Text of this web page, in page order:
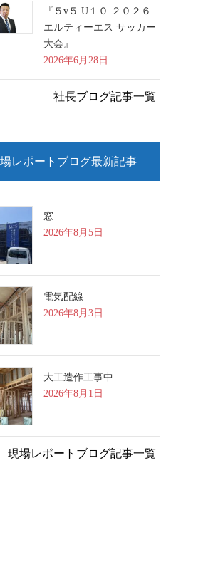
『５v５ U１０ ２０２６
エルティーエス サッカー
大会』
2026年6月28日
社長ブログ記事一覧
レポートブログ最新記事
窓
2026年8月5日
電気配線
2026年8月3日
大工造作工事中
2026年8月1日
現場レポートブログ記事一覧